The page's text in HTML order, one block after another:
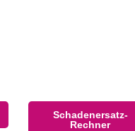
Schadenersatz-
Rechner